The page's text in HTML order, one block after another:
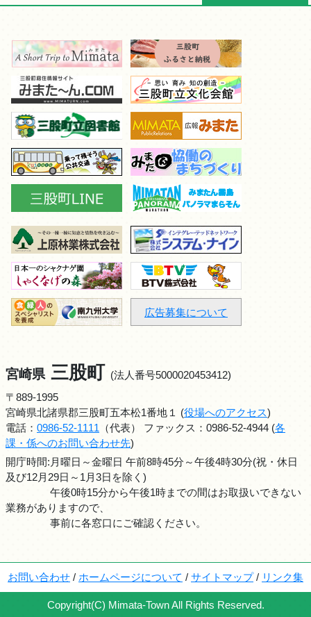
広告募集について
宮崎県 三股町 (法人番号5000020453412)
〒889-1995
宮崎県北諸県郡三股町五本松1番地１ (役場へのアクセス)
電話： 0986-52-1111 （代表） ファックス：0986-52-4944 (各
課・係へのお問い合わせ先)
開庁時間:月曜日～金曜日 午前8時45分～午後4時30分(祝・休日
及び12月29日～1月3日を除く)
午後0時15分から午後1時までの間はお取扱いできない
業務がありますので、
事前に各窓口にご確認ください。
お問い合わせ / ホームページについて / サイトマップ/ リンク集
Copyright(C) Mimata-Town All Rights Reserved.